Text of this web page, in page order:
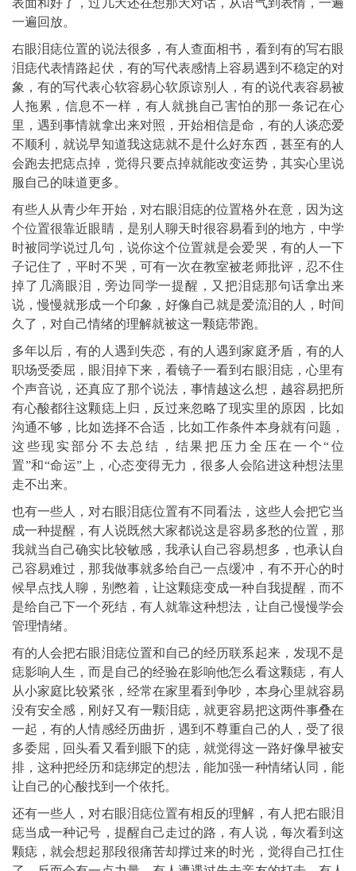
表面和好了，过几天还在想那天对话，从语气到表情，一遍
一遍回放。
右眼泪痣位置的说法很多，有人查面相书，看到有的写右眼
泪痣代表情路起伏，有的写代表感情上容易遇到不稳定的对
象，有的写代表心软容易心软原谅别人，有的说代表容易被
人拖累，信息不一样，有人就挑自己害怕的那一条记在心
里，遇到事情就拿出来对照，开始相信是命，有的人谈恋爱
不顺利，就说早知道我这痣就不是什么好东西，甚至有的人
会跑去把痣点掉，觉得只要点掉就能改变运势，其实心里说
服自己的味道更多。
有些人从青少年开始，对右眼泪痣的位置格外在意，因为这
个位置很靠近眼睛，是别人聊天时很容易看到的地方，中学
时被同学说过几句，说你这个位置就是会爱哭，有的人一下
子记住了，平时不哭，可有一次在教室被老师批评，忍不住
掉了几滴眼泪，旁边同学一提醒，又把泪痣那句话拿出来
说，慢慢就形成一个印象，好像自己就是爱流泪的人，时间
久了，对自己情绪的理解就被这一颗痣带跑。
多年以后，有的人遇到失恋，有的人遇到家庭矛盾，有的人
职场受委屈，眼泪掉下来，看镜子一看到右眼泪痣，心里有
个声音说，还真应了那个说法，事情越这么想，越容易把所
有心酸都往这颗痣上归，反过来忽略了现实里的原因，比如
沟通不够，比如选择不合适，比如工作条件本身就有问题，
这些现实部分不去总结，结果把压力全压在一个“位
置”和“命运”上，心态变得无力，很多人会陷进这种想法里
走不出来。
也有一些人，对右眼泪痣位置有不同看法，这些人会把它当
成一种提醒，有人说既然大家都说这是容易多愁的位置，那
我就当自己确实比较敏感，我承认自己容易想多，也承认自
己容易难过，那我做事就多给自己一点缓冲，有不开心的时
候早点找人聊，别憋着，让这颗痣变成一种自我提醒，而不
是给自己下一个死结，有人就靠这种想法，让自己慢慢学会
管理情绪。
有的人会把右眼泪痣位置和自己的经历联系起来，发现不是
痣影响人生，而是自己的经验在影响他怎么看这颗痣，有人
从小家庭比较紧张，经常在家里看到争吵，本身心里就容易
没有安全感，刚好又有一颗泪痣，就更容易把这两件事叠在
一起，有的人情感经历曲折，遇到不尊重自己的人，受了很
多委屈，回头看又看到眼下的痣，就觉得这一路好像早被安
排，这种把经历和痣绑定的想法，能加强一种情绪认同，能
让自己的心酸找到一个依托。
还有一些人，对右眼泪痣位置有相反的理解，有人把右眼泪
痣当成一种记号，提醒自己走过的路，有人说，每次看到这
颗痣，就会想起那段很痛苦却撑过来的时光，觉得自己扛住